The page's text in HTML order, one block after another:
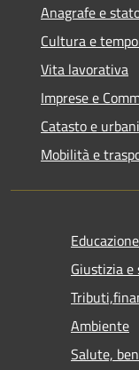
Anagrafe e
Cultura e
Vita lavorativa
Imprese e
Catasto e
Mobilità e
Giustizia e
Ambiente
Salute,